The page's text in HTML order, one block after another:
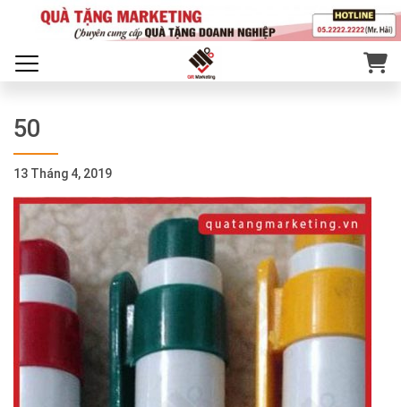
50
13 Tháng 4, 2019